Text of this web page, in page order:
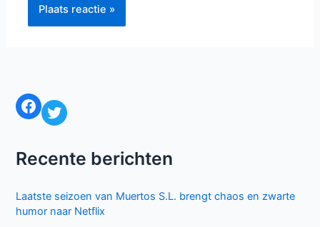
Facebook Twitter
Recente berichten
Laatste seizoen van Muertos S.L. brengt chaos en zwarte
humor naar Netflix